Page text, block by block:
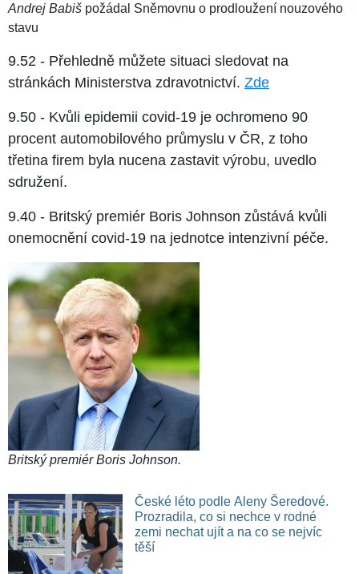
Andrej Babiš požádal Sněmovnu o prodloužení nouzového
stavu
9.52 - Přehledně můžete situaci sledovat na
stránkách Ministerstva zdravotnictví. Zde
9.50 - Kvůli epidemii covid-19 je ochromeno 90
procent automobilového průmyslu v ČR, z toho
třetina firem byla nucena zastavit výrobu, uvedlo
sdružení.
9.40 - Britský premiér Boris Johnson zůstává kvůli
onemocnění covid-19 na jednotce intenzivní péče.
Britský premiér Boris Johnson.
České léto podle Aleny Šeredové.
Prozradila, co si nechce v rodné
zemi nechat ujít a na co se nejvíc
těší